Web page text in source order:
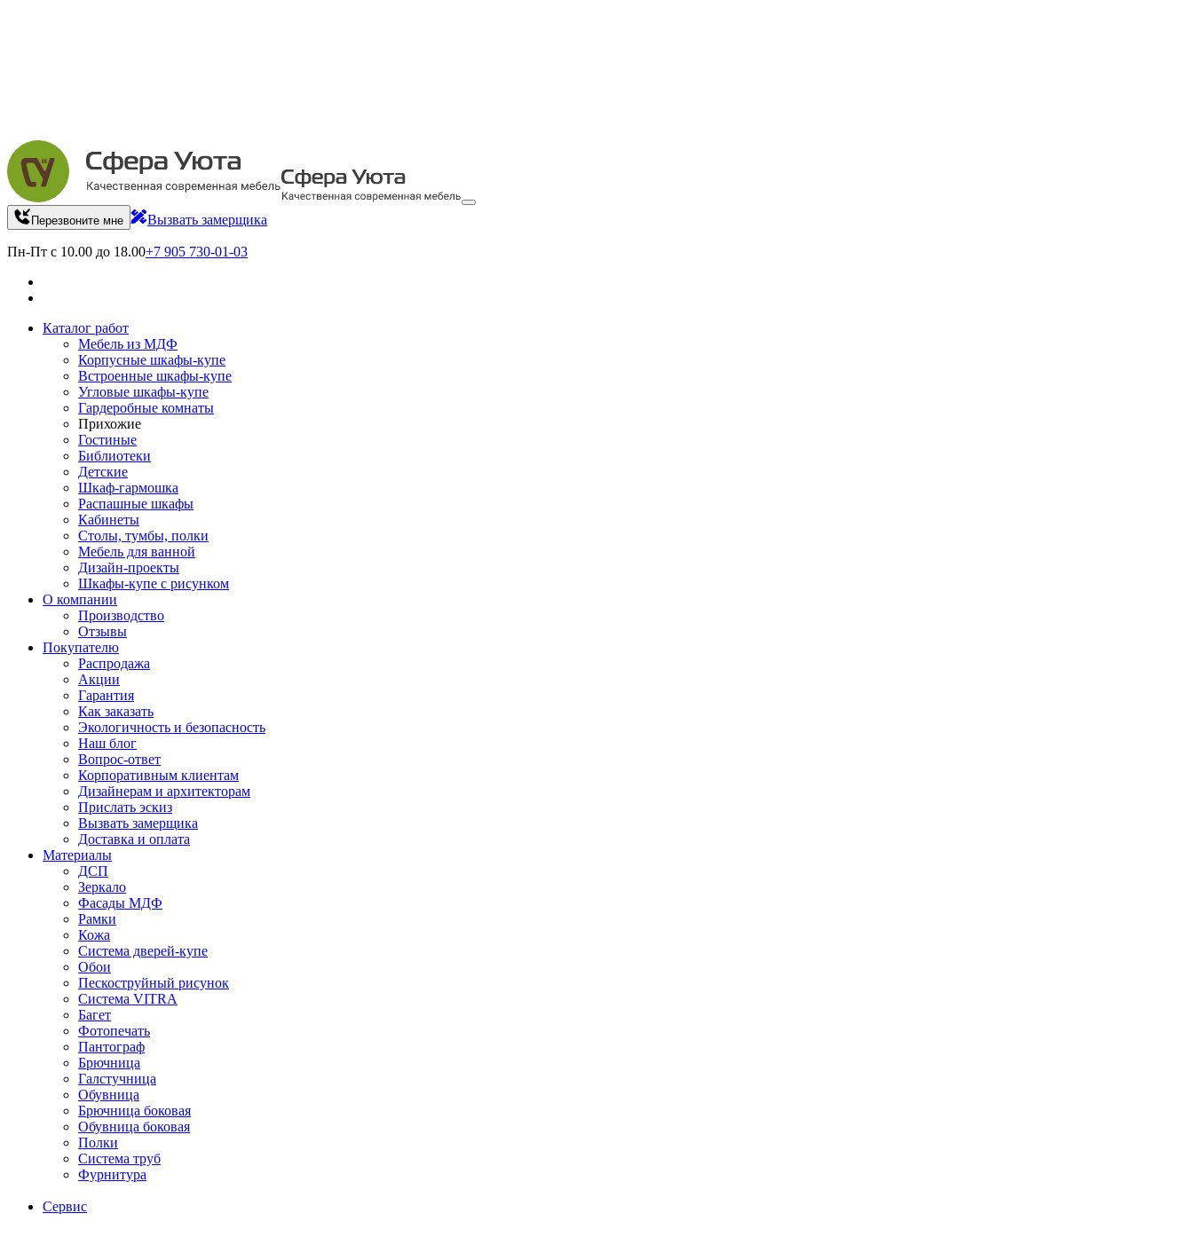
Перезвоните мне Вызвать замерщика
Пн-Пт с 10.00 до 18.00+7 905 730-01-03
Каталог работ
Мебель из МДФ
Корпусные шкафы-купе
Встроенные шкафы-купе
Угловые шкафы-купе
Гардеробные комнаты
Прихожие
Гостиные
Библиотеки
Детские
Шкаф-гармошка
Распашные шкафы
Кабинеты
Столы, тумбы, полки
Мебель для ванной
Дизайн-проекты
Шкафы-купе с рисунком
О компании
Производство
Отзывы
Покупателю
Распродажа
Акции
Гарантия
Как заказать
Экологичность и безопасность
Наш блог
Вопрос-ответ
Корпоративным клиентам
Дизайнерам и архитекторам
Прислать эскиз
Вызвать замерщика
Доставка и оплата
Материалы
ДСП
Зеркало
Фасады МДФ
Рамки
Кожа
Система дверей-купе
Обои
Пескоструйный рисунок
Система VITRA
Багет
Фотопечать
Пантограф
Брючница
Галстучница
Обувница
Брючница боковая
Обувница боковая
Полки
Система труб
Фурнитура
Сервис